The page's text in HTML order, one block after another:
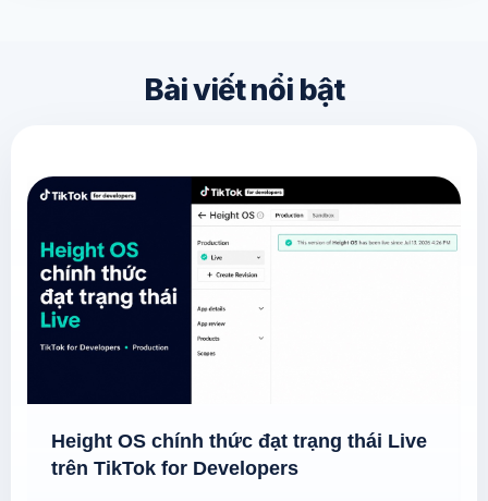
Bài viết nổi bật
Height OS chính thức đạt trạng thái Live
trên TikTok for Developers